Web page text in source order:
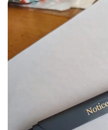
ファッション小物
ステッカー
リビング
スウェッ
トシャツ